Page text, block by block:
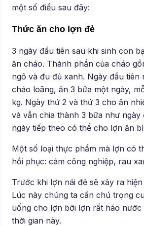
một số điều sau đây:
Thức ăn cho lợn đẻ
3 ngày đầu tiên sau khi sinh con
ăn cháo. Thành phần của cháo
ngô và đu đủ xanh. Ngày đầu tiên
cháo loãng, ăn 3 bữa một ngày,
kg. Ngày thứ 2 và thứ 3 cho ăn
và vẫn chia thành 3 bữa như ngày
ngày tiếp theo có thể cho lợn ăn
Một số loại thực phẩm mà lợn có
hồi phục: cám công nghiệp, rau
Trước khi lợn nái đẻ sẽ xảy ra
Lúc này chúng ta cần chú trọng
uống cho lợn bởi lợn rất háo
thời gian này.